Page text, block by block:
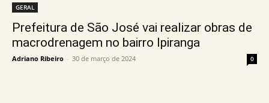
GERAL
Prefeitura de São José vai realizar obras de
macrodrenagem no bairro Ipiranga
Adriano Ribeiro - 30 de março de 2024 0